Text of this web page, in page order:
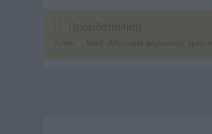
Προειδοποίηση
JUser: :_load: Αδυναμία φόρτωσης